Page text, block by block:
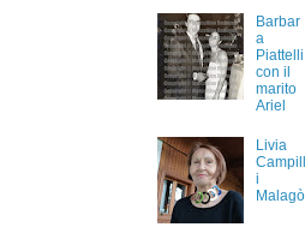
Barbar
a
Piattelli
con il
marito
Ariel
Livia
Campill
i
Malagò